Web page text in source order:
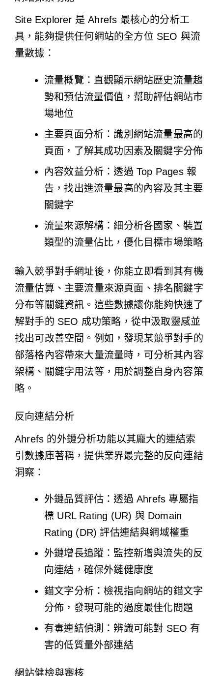
Site Explorer 是 Ahrefs 最核心的分析工
具，能夠提供任何網站的全方位 SEO 與流
量數據：
流量概覽：直觀顯示網站歷史流量趨
勢和預估流量價值，幫助評估網站市
場地位
主要頁面分析：識別網站流量最高的
頁面，了解其成功因素及關鍵字分佈
內容效益分析：透過 Top Pages 報
告，找出進流量最高的內容及其主要
關鍵字
流量來源解構：細分析各國家、裝置
類型的流量佔比，優化目標市場策略
輸入競爭對手網址後，你能立即看到其有機
流量估算、主要流量來源頁面、排名關鍵字
分布等關鍵資訊。這些數據讓你能夠快速了
解對手的 SEO 成功策略，從中汲取靈感並
找出可改善空間。例如，發現某競爭對手的
部落格內容帶來大量流量時，可分析其內容
架構、關鍵字用法等，用於調整自身內容策
略。
反向連結分析
Ahrefs 的外鏈分析功能以其龐大的連結索
引數據庫著稱，提供業界最完整的反向連結
洞察：
外鏈品質評估：透過 Ahrefs 專屬指
標 URL Rating (UR) 與 Domain
Rating (DR) 評估連結與網域權重
外鏈增長追蹤：監控新增與流失的反
向連結，確保外鏈健康度
錨文字分析：檢視指向網站的錨文字
分佈，發現可能的過度最佳化問題
有毒連結偵測：辨識可能對 SEO 有
害的低質量外部連結
網站健檢與審核